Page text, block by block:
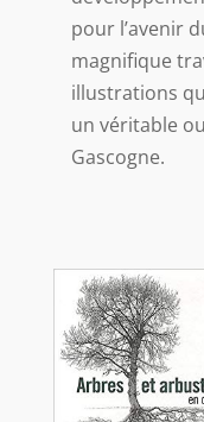
pour l’avenir
magnifique
illustrations
un véritable
Gascogne.